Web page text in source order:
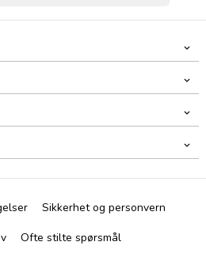
Sikkerhet og personvern
Ofte stilte spørsmål